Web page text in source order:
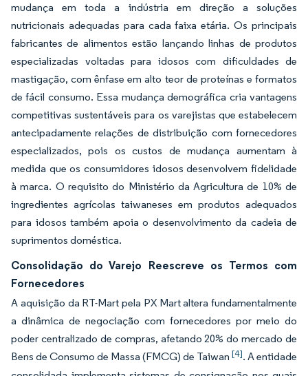
mudança em toda a indústria em direção a soluções
nutricionais adequadas para cada faixa etária. Os principais
fabricantes de alimentos estão lançando linhas de produtos
especializadas voltadas para idosos com dificuldades de
mastigação, com ênfase em alto teor de proteínas e formatos
de fácil consumo. Essa mudança demográfica cria vantagens
competitivas sustentáveis para os varejistas que estabelecem
antecipadamente relações de distribuição com fornecedores
especializados, pois os custos de mudança aumentam à
medida que os consumidores idosos desenvolvem fidelidade
à marca. O requisito do Ministério da Agricultura de 10% de
ingredientes agrícolas taiwaneses em produtos adequados
para idosos também apoia o desenvolvimento da cadeia de
suprimentos doméstica.
Consolidação do Varejo Reescreve os Termos com
Fornecedores
A aquisição da RT-Mart pela PX Mart altera fundamentalmente
a dinâmica de negociação com fornecedores por meio do
poder centralizado de compras, afetando 20% do mercado de
Bens de Consumo de Massa (FMCG) de Taiwan [4]. A entidade